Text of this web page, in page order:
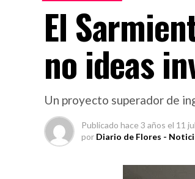
El
no ideas
Un proyecto superador de
Publicado hace 3 años el 11
por Diario de Flores -